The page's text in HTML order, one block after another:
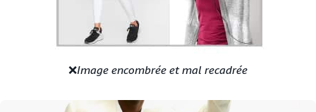
❌Image encombrée et mal recadrée